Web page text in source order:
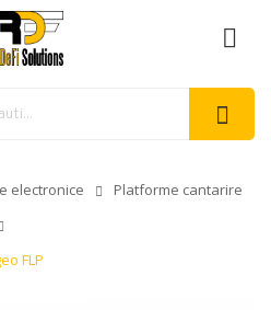
electronice
Platforme cantarire
FLP